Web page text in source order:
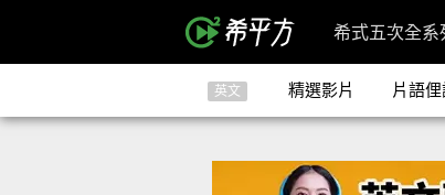
希式五次全系
英文 精選影片 片語